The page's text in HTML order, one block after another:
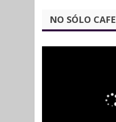
NO SÓLO CAFE